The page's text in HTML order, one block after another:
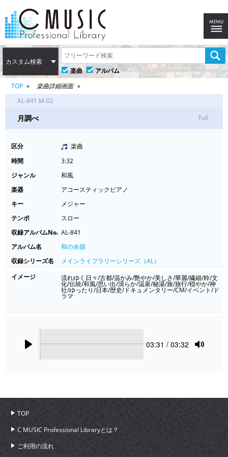
カスタム検索
楽曲
アルバム
TOP
楽曲詳細画面
AL-841 M-02
月調べ Full
区分
楽曲
時間
3:32
ジャンル
和風
楽器
アコースティックピアノ
キー
メジャー
テンポ
スロー
収録アルバムNo. AL-841
アルバム名
和の余韻
収録シリーズ名
メインライブラリーシリーズ（AL）
イメージ
流れゆく日々/古都/温かみ/艶やか/美しさ/華麗/繊細/粋/文
化/伝統/和風/思い出/清らか/温泉/秘湯/旅/旅行/穏やか/神
社/ゆったり/日本/歴史/ドキュメンタリー/CM/イベント/ド
ラマ
Current
03:31 / 03:32
TOP
C MUSIC Professional Libraryとは？
ご利用の流れ